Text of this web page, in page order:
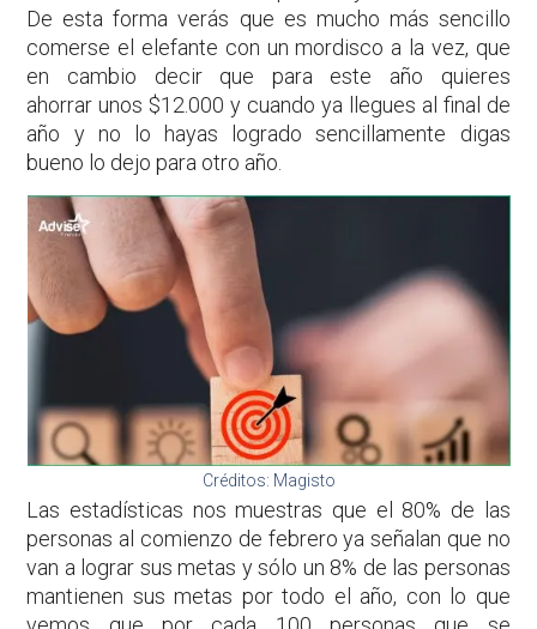
De esta forma verás que es mucho más sencillo
comerse el elefante con un mordisco a la vez, que
en cambio decir que para este año quieres
ahorrar unos $12.000 y cuando ya llegues al final de
año y no lo hayas logrado sencillamente digas
bueno lo dejo para otro año.
Créditos: Magisto
Las estadísticas nos muestras que el 80% de las
personas al comienzo de febrero ya señalan que no
van a lograr sus metas y sólo un 8% de las personas
mantienen sus metas por todo el año, con lo que